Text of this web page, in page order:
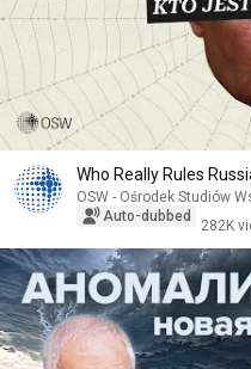
Who Really Rules
OSW - Ośrodek Studiów
Auto-dubbed
282K